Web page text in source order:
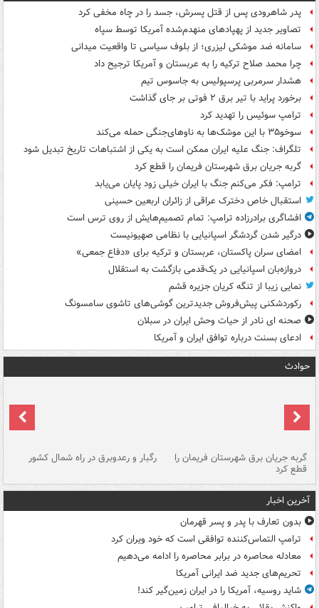
پدر شاهرودی پس از قتل پسرش، جسد را در چاه مخفی کرد
تصاویر جدید از پهپادهای منهدم‌شده آمریکا توسط سپاه
سامانه ضد موشکی لیزری؛ از بلوف سیاسی تا واقعیت میدانی
چرا محمد صلاح ترکیه را به عربستان و آمریکا ترجیح داد
هشدار سرمربی پرسپولیس به جاسوس تیم
برخورد پراید با تیر برق ۲ فوتی بر جای گذاشت
ترامپ سوئیس را تهدید کرد
سوخو۳۵ با این موشک‌ها به ناوهای‌جنگی حمله می‌کند
تلگراف: جنگ علیه ایران ممکن است به یکی از اشتباهات تاریخ تبدیل شود
گربه جریان برق شهرستان فریمان را قطع کرد
ترامپ: فکر می‌کنم جنگ با ایران خیلی زود پایان می‌یابد
استقبال خاص دخترک عراقی از زائران اربعین حسینی
افشاگری برادرزاده ترامپ: تمام تصمیم‌هایش از روی ترس است
درگیر شدن گردشگر اسپانیایی با نظامی صهیونیست
امضای سران پاکستان، عربستان و ترکیه برای «دفاع جمعی»
دروازه‌بان اسپانیایی در یک‌قدمی بازگشت به استقلال
نمایی زیبا از تنگه کریان جزیره قشم
رکوردشکنی پیش‌فروش جدیدترین گوشی‌های تاشوی سامسونگ
صحنه ای نادر از حیات وحش ایران در سبلان
ادعای بسنت درباره توافق ایران و آمریکا
حوادث
گربه جریان برق شهرستان فریمان را
قطع کرد
رگبار و رعدوبرق در راه شمال کشور
آخرین اخبار
بدون تعارف با پدر و پسر قهرمان
ترامپ التماس‌کننده توافقی است که خود ویران کرد
معادله محاصره در برابر محاصره را ادامه می‌دهیم
تحریم‌های جدید ضد ایرانی آمریکا
شاید روسیه، آمریکا را در ایران زمین‌گیر کند!